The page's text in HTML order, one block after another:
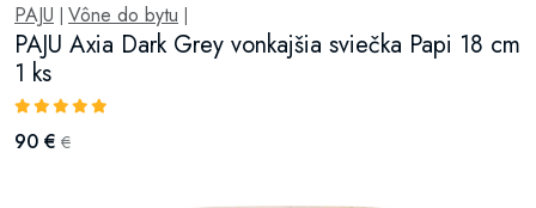
PAJU Vône do bytu
PAJU Axia Dark Grey vonkajšia sviečka Papi 18 cm
1 ks
90 € €